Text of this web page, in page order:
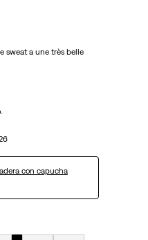
sweat a une très belle
con capucha